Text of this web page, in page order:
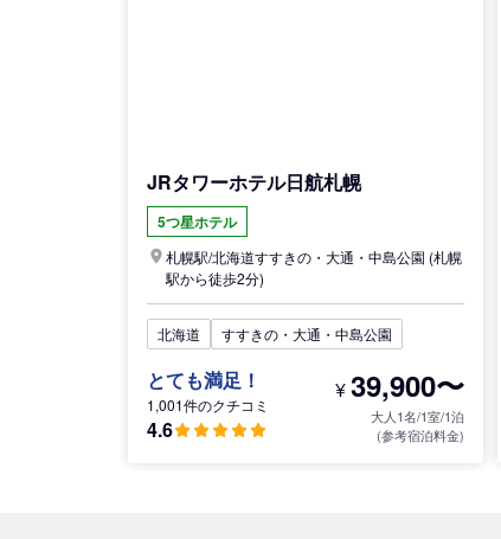
JRタワーホテル日航札幌
5つ星ホテル
札幌駅/北海道すすきの・大通・中島公園 (札幌
駅から徒歩2分)
北海道 すすきの・大通・中島公園
とても満足！
1,001件のクチコミ
4.6
¥39,900〜
大人1名/1室/1泊
(参考宿泊料金)